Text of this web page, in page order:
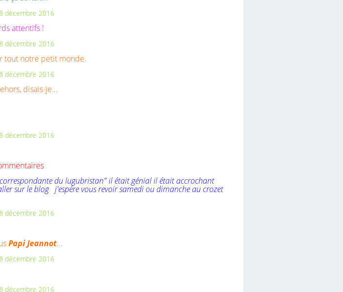
attentifs !
tout notre petit monde.
disais-je...
du lugubristan" il était génial il était accrochant
sur le blog j'espére vous revoir samedi ou dimanche au crozet
Papi Jeannot...